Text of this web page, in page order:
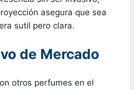
asegura que sea
sutil pero clara.
de Mercado
otros perfumes en el